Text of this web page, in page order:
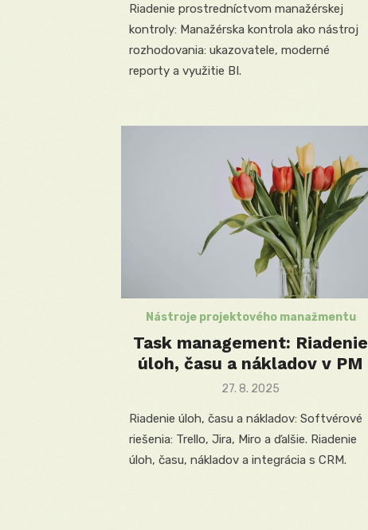
Riadenie prostredníctvom manažérskej
kontroly: Manažérska kontrola ako nástroj
rozhodovania: ukazovatele, moderné
reporty a využitie BI.
Nástroje projektového manažmentu
Task management: Riadenie
úloh, času a nákladov v PM
Posted
27. 8. 2025
Riadenie úloh, času a nákladov: Softvérové
riešenia: Trello, Jira, Miro a ďalšie. Riadenie
úloh, času, nákladov a integrácia s CRM.